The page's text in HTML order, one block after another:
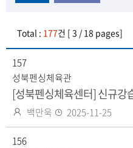
Total : 177건 [ 3 / 18 pages]
157
성북펜싱체육관
[성북펜싱체육센터] 신규강
작
성
자
백만욱
등
록
2025-11-25
156